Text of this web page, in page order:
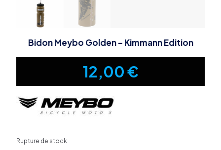
Bidon Meybo Golden – Kimmann Edition
12,00€
Rupture de stock